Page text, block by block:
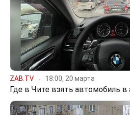
ZAB.TV 18:00, 20 марта
Где в Чите взять автомобиль в